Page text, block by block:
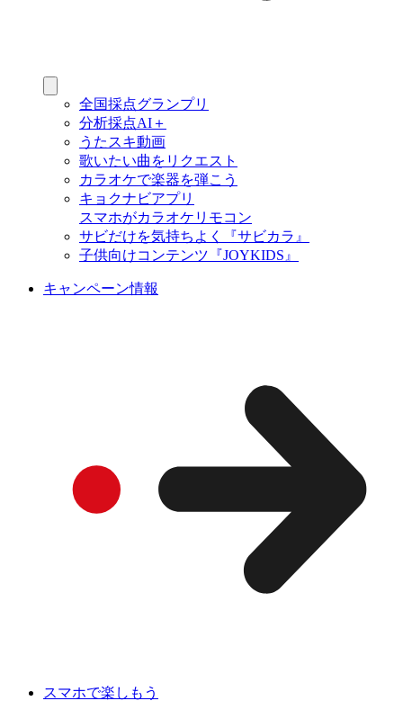
全国採点グランプリ
分析採点AI＋
うたスキ動画
歌いたい曲をリクエスト
カラオケで楽器を弾こう
キョクナビアプリ
スマホがカラオケリモコン
サビだけを気持ちよく『サビカラ』
子供向けコンテンツ『JOYKIDS』
キャンペーン情報
スマホで楽しもう